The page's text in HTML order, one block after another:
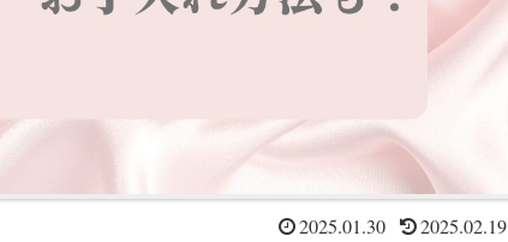
2025.01.30 2025.02.19